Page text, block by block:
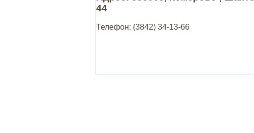
44
Телефон: (3842) 34-13-66